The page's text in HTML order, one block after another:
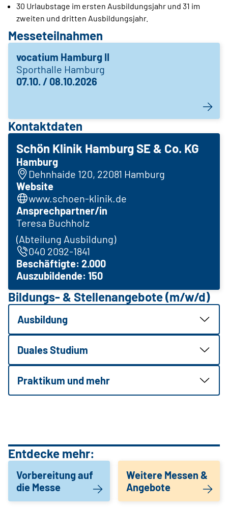
30 Urlaubstage im ersten Ausbildungsjahr und 31 im
zweiten und dritten Ausbildungsjahr.
Messeteilnahmen
vocatium Hamburg II
Sporthalle Hamburg
07.10. / 08.10.2026
Kontaktdaten
Schön Klinik Hamburg SE & Co. KG
Hamburg
Dehnhaide 120, 22081 Hamburg
Website
www.schoen-klinik.de
Ansprechpartner/in
Teresa Buchholz
(Abteilung Ausbildung)
040 2092-1841
Beschäftigte: 2.000
Auszubildende: 150
Bildungs- & Stellenangebote (m/w/d)
Ausbildung
Duales Studium
Praktikum und mehr
Entdecke mehr:
Vorbereitung auf
die Messe
Weitere Messen &
Angebote